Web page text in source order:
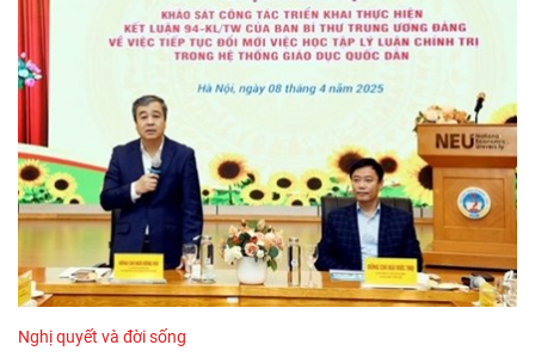
Nghị quyết và đời sống